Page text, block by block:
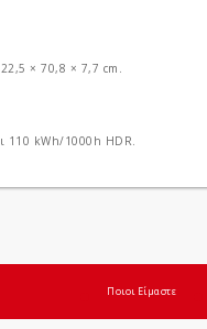
× 70,8 × 7,7 cm.
110 kWh/1000h HDR.
Ποιοι Είμαστε